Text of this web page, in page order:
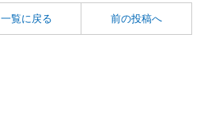
一覧に戻る 前の投稿へ